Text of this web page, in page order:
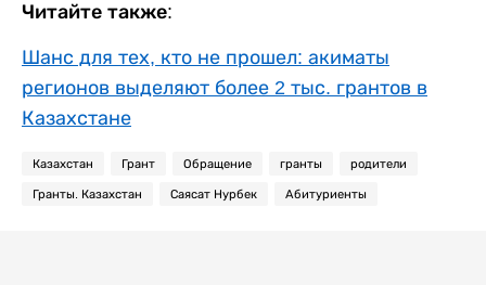
Читайте также:
Шанс для тех, кто не прошел: акиматы
регионов выделяют более 2 тыс. грантов в
Казахстане
Казахстан Грант Обращение гранты родители
Гранты. Казахстан Саясат Нурбек Абитуриенты